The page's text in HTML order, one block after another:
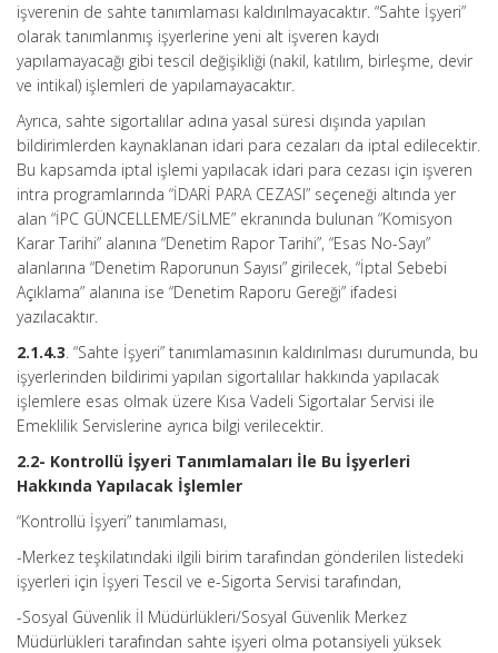
işverenin de sahte tanımlaması kaldırılmayacaktır. “Sahte İşyeri”
olarak tanımlanmış işyerlerine yeni alt işveren kaydı
yapılamayacağı gibi tescil değişikliği (nakil, katılım, birleşme, devir
ve intikal) işlemleri de yapılamayacaktır.
Ayrıca, sahte sigortalılar adına yasal süresi dışında yapılan
bildirimlerden kaynaklanan idari para cezaları da iptal edilecektir.
Bu kapsamda iptal işlemi yapılacak idari para cezası için işveren
intra programlarında “İDARİ PARA CEZASI” seçeneği altında yer
alan “İPC GÜNCELLEME/SİLME” ekranında bulunan “Komisyon
Karar Tarihi” alanına “Denetim Rapor Tarihi”, “Esas No-Sayı”
alanlarına “Denetim Raporunun Sayısı” girilecek, “İptal Sebebi
Açıklama” alanına ise “Denetim Raporu Gereği” ifadesi
yazılacaktır.
2.1.4.3. “Sahte İşyeri” tanımlamasının kaldırılması durumunda, bu
işyerlerinden bildirimi yapılan sigortalılar hakkında yapılacak
işlemlere esas olmak üzere Kısa Vadeli Sigortalar Servisi ile
Emeklilik Servislerine ayrıca bilgi verilecektir.
2.2- Kontrollü İşyeri Tanımlamaları İle Bu İşyerleri
Hakkında Yapılacak İşlemler
“Kontrollü İşyeri” tanımlaması,
-Merkez teşkilatındaki ilgili birim tarafından gönderilen listedeki
işyerleri için İşyeri Tescil ve e-Sigorta Servisi tarafından,
-Sosyal Güvenlik İl Müdürlükleri/Sosyal Güvenlik Merkez
Müdürlükleri tarafından sahte işyeri olma potansiyeli yüksek